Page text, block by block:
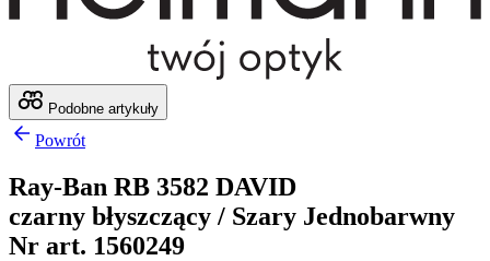
Podobne artykuły
Powrót
Ray-Ban RB 3582 DAVID
czarny błyszczący / Szary Jednobarwny
Nr art. 1560249